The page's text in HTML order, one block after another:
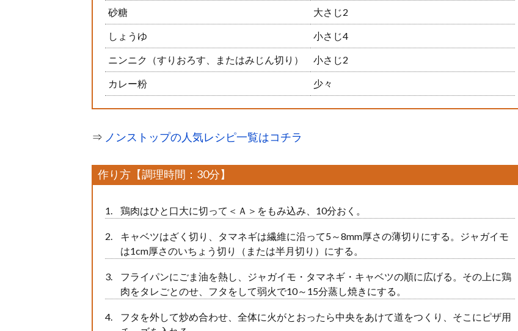
砂糖 大さじ2
しょうゆ 小さじ4
ニンニク（すりおろす、またはみじん切り） 小さじ2
カレー粉 少々
⇒ ノンストップの人気レシピ一覧はコチラ
作り方【調理時間：30分】
鶏肉はひと口大に切って＜Ａ＞をもみ込み、10分おく。
キャベツはざく切り、タマネギは繊維に沿って5～8mm厚さの薄切りにする。ジャガイモ
は1cm厚さのいちょう切り（または半月切り）にする。
フライパンにごま油を熱し、ジャガイモ・タマネギ・キャベツの順に広げる。その上に鶏
肉をタレごとのせ、フタをして弱火で10～15分蒸し焼きにする。
フタを外して炒め合わせ、全体に火がとおったら中央をあけて道をつくり、そこにピザ用